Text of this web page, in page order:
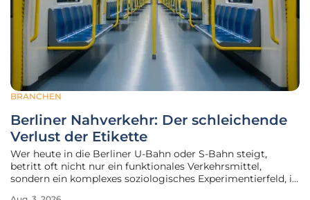
BRANCHEN
Berliner Nahverkehr: Der schleichende
Verlust der Etikette
Wer heute in die Berliner U-Bahn oder S-Bahn steigt,
betritt oft nicht nur ein funktionales Verkehrsmittel,
sondern ein komplexes soziologisches Experimentierfeld, in